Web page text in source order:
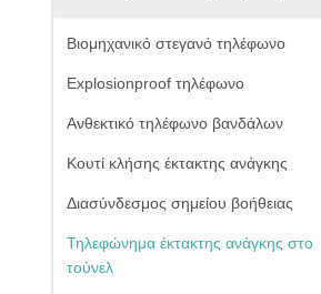
Βιομηχανικό στεγανό τηλέφωνο
Explosionproof τηλέφωνο
Ανθεκτικό τηλέφωνο βανδάλων
Κουτί κλήσης έκτακτης ανάγκης
Διασύνδεσμος σημείου βοήθειας
Τηλεφώνημα έκτακτης ανάγκης στο
τούνελ